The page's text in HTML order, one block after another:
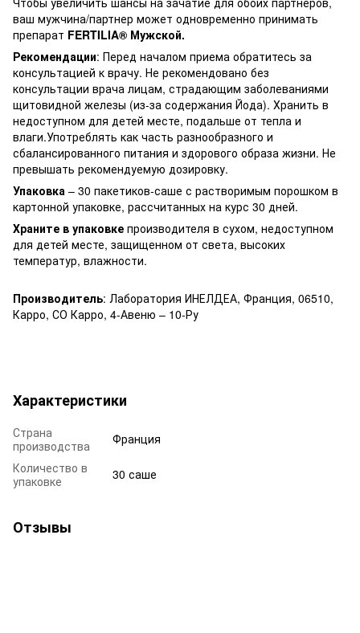
ваш мужчина/партнер может одновременно принимать
препарат FERTILIA® Мужской.
Рекомендации: Перед началом приема обратитесь за
консультацией к врачу. Не рекомендовано без
консультации врача лицам, страдающим заболеваниями
щитовидной железы (из-за содержания Йода). Хранить в
недоступном для детей месте, подальше от тепла и
влаги.Употреблять как часть разнообразного и
сбалансированного питания и здорового образа жизни. Не
превышать рекомендуемую дозировку.
Упаковка – 30 пакетиков-саше с растворимым порошком в
картонной упаковке, рассчитанных на курс 30 дней.
Храните в упаковке производителя в сухом, недоступном
для детей месте, защищенном от света, высоких
температур, влажности.
Производитель: Лаборатория ИНЕЛДЕА, Франция, 06510,
Карро, СО Карро, 4-Авеню – 10-Ру
Характеристики
Страна
производства
Франция
Количество в
упаковке
30 саше
Отзывы